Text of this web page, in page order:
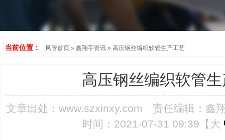
当前位置： 风管首页 » 鑫翔宇资讯 » 高压钢丝编织软管生产工艺
高压钢丝编织软管
文章出处： www.szxinxy.com
责任编辑：鑫
时间：2021-07-31 09:39【 大